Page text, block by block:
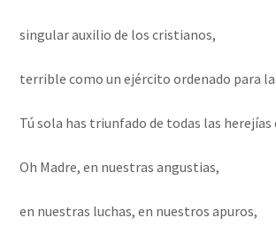
singular auxilio de los cristianos,
terrible como un ejército ordenado para
Tú sola has triunfado de todas las herejías
Oh Madre, en nuestras angustias,
en nuestras luchas, en nuestros apuros,